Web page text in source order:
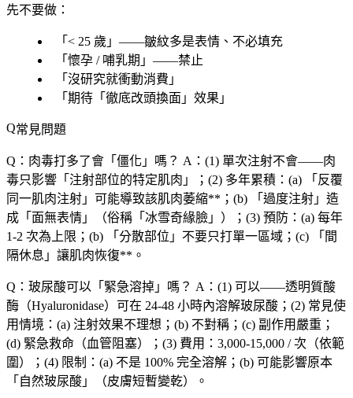
先不要做 ：
「 < 25 歲 」——皺紋多是表情、不必填充
「 懷孕 / 哺乳期 」——禁止
「 沒研究就衝動消費 」
「 期待「 徹底改頭換面 」效果」
常見問題
Q：肉毒打多了會「 僵化 」嗎？ A：(1) 單次注射不會——肉
毒只影響「注射部位的特定肌肉」；(2) 多年累積 ：(a) 「反覆
同一肌肉注射」可能導致該肌肉萎縮**；(b) 「過度注射」造
成「面無表情」（俗稱「冰雪奇緣臉」）；(3) 預防 ：(a) 每年
1-2 次為上限；(b) 「分散部位」不要只打單一區域；(c) 「間
隔休息」讓肌肉恢復**。
Q：玻尿酸可以「 緊急溶掉 」嗎？ A：(1) 可以——透明質酸
酶（Hyaluronidase）可在 24-48 小時內溶解玻尿酸；(2) 常見使
用情境 ：(a) 注射效果不理想；(b) 不對稱；(c) 副作用嚴重；
(d) 緊急救命 （血管阻塞）；(3) 費用 ：3,000-15,000 / 次（依範
圍）；(4) 限制 ：(a) 不是 100% 完全溶解 ；(b) 可能影響原本
「 自然玻尿酸 」（皮膚短暫變乾）。